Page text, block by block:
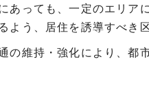
あっても、一定のエリア
よう、居住を誘導すべき
の維持・強化により、都